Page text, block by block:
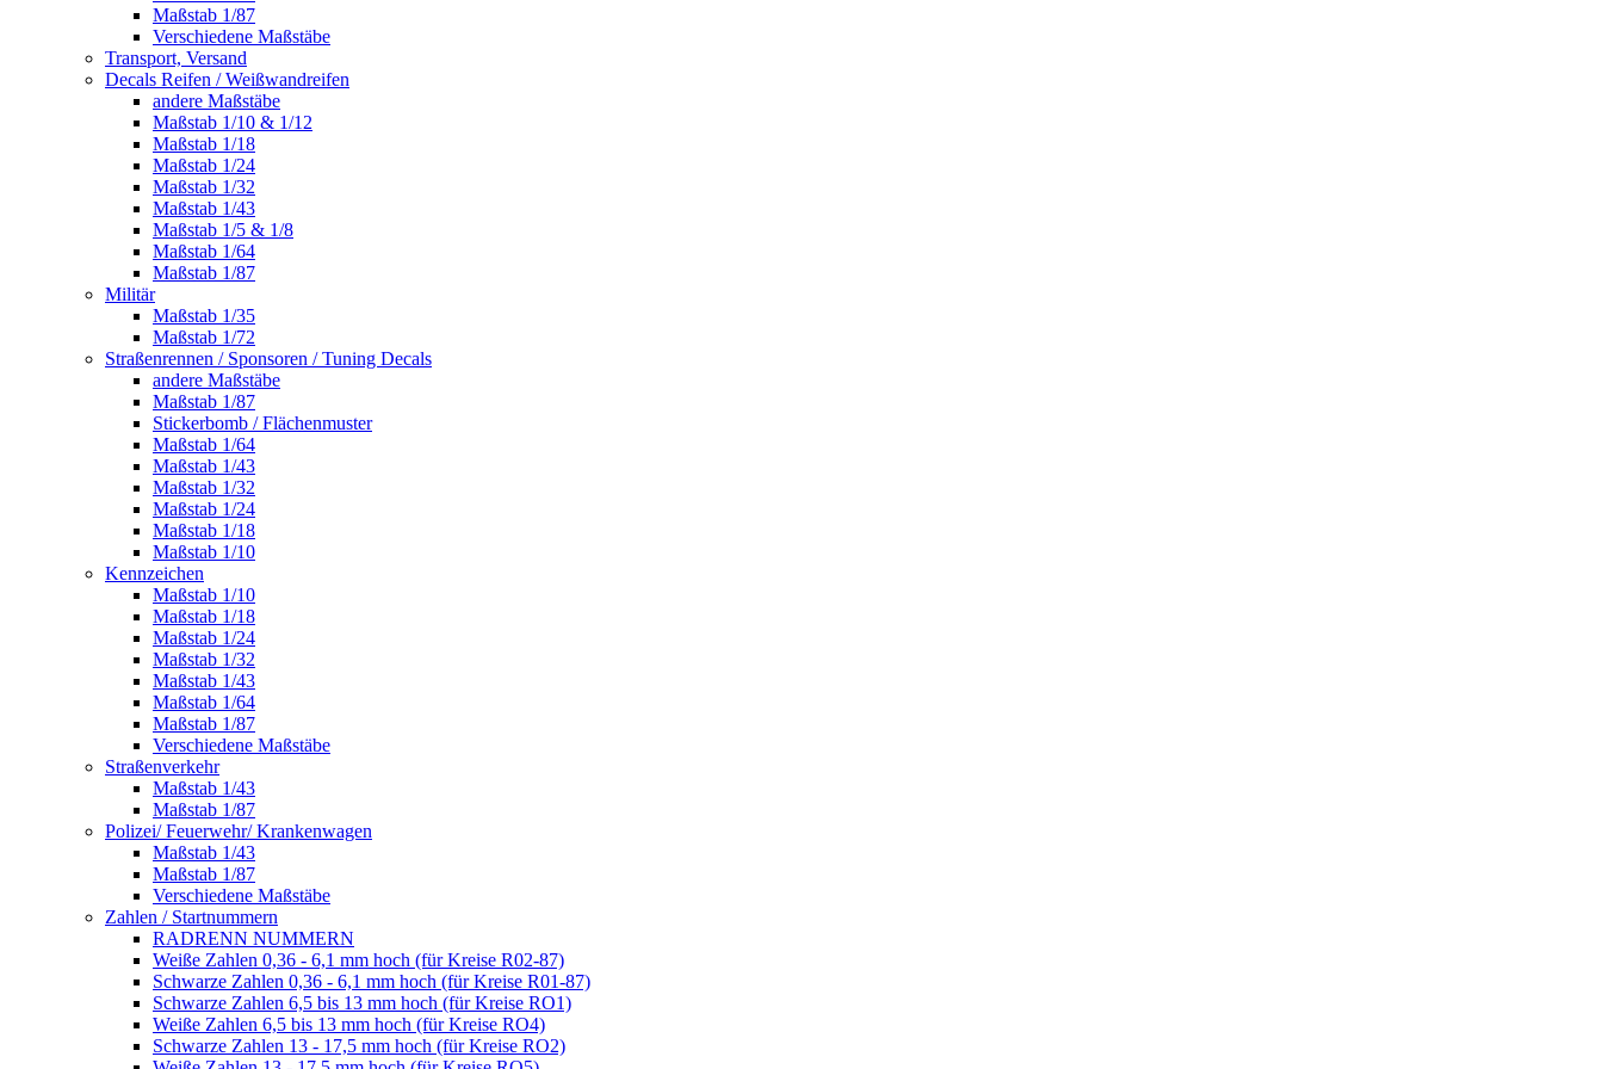
Maßstab 1/87
Verschiedene Maßstäbe
Transport, Versand
Decals Reifen / Weißwandreifen
andere Maßstäbe
Maßstab 1/10 & 1/12
Maßstab 1/18
Maßstab 1/24
Maßstab 1/32
Maßstab 1/43
Maßstab 1/5 & 1/8
Maßstab 1/64
Maßstab 1/87
Militär
Maßstab 1/35
Maßstab 1/72
Straßenrennen / Sponsoren / Tuning Decals
andere Maßstäbe
Maßstab 1/87
Stickerbomb / Flächenmuster
Maßstab 1/64
Maßstab 1/43
Maßstab 1/32
Maßstab 1/24
Maßstab 1/18
Maßstab 1/10
Kennzeichen
Maßstab 1/10
Maßstab 1/18
Maßstab 1/24
Maßstab 1/32
Maßstab 1/43
Maßstab 1/64
Maßstab 1/87
Verschiedene Maßstäbe
Straßenverkehr
Maßstab 1/43
Maßstab 1/87
Polizei/ Feuerwehr/ Krankenwagen
Maßstab 1/43
Maßstab 1/87
Verschiedene Maßstäbe
Zahlen / Startnummern
RADRENN NUMMERN
Weiße Zahlen 0,36 - 6,1 mm hoch (für Kreise R02-87)
Schwarze Zahlen 0,36 - 6,1 mm hoch (für Kreise R01-87)
Schwarze Zahlen 6,5 bis 13 mm hoch (für Kreise RO1)
Weiße Zahlen 6,5 bis 13 mm hoch (für Kreise RO4)
Schwarze Zahlen 13 - 17,5 mm hoch (für Kreise RO2)